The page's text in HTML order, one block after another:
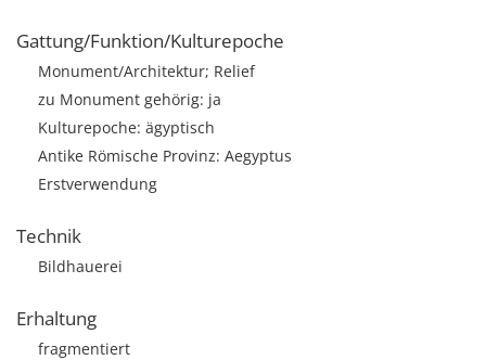
Gattung/Funktion/Kulturepoche
Monument/Architektur; Relief
zu Monument gehörig: ja
Kulturepoche: ägyptisch
Antike Römische Provinz: Aegyptus
Erstverwendung
Technik
Bildhauerei
Erhaltung
fragmentiert